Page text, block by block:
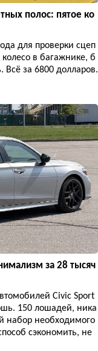
полос: пятое ко
для проверки сцеп
в багажнике, б
Всё за 6800 долларов.
за 28 тысяч
Civic Sport
150 лошадей, ника
набор необходимого
сэкономить, не